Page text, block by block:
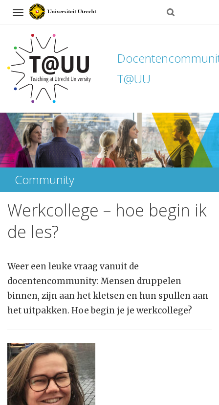
Navigation
T@UU
Direct
naar
het
inhoud
Community
Werkcollege – hoe begin ik
de les?
Weer een leuke vraag vanuit de
docentencommunity: Mensen druppelen
binnen, zijn aan het kletsen en hun spullen aan
het uitpakken. Hoe begin je je werkcollege?